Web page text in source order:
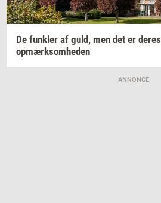
De funk­ler af guld, men det er deres
op­mærk­som­he­den
ANNONCE